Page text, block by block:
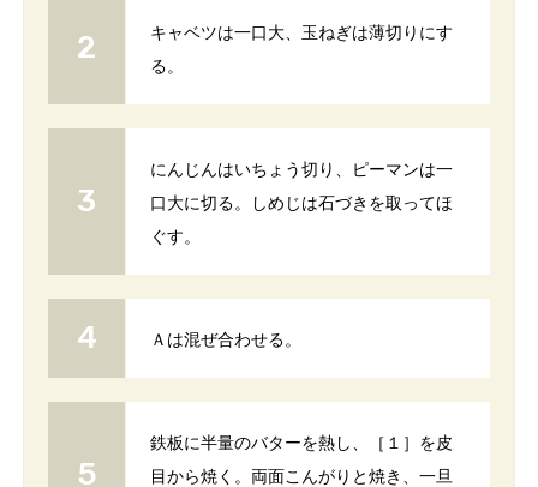
キャベツは一口大、玉ねぎは薄切りにす
る。
にんじんはいちょう切り、ピーマンは一
口大に切る。しめじは石づきを取ってほ
ぐす。
Ａは混ぜ合わせる。
鉄板に半量のバターを熱し、［１］を皮
目から焼く。両面こんがりと焼き、一旦